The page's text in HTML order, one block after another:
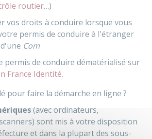
routier…)
vos droits à conduire lorsque vous
permis de conduire à l'étranger
Com
permis de conduire dématérialisé sur
France Identité.
pour faire la démarche en ligne ?
(avec ordinateurs,
sont mis à votre disposition
et dans la plupart des sous-